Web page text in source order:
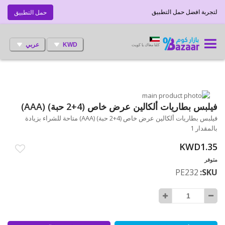
حمل التطبيق لتجربة افضل حمل التطبيق
KWD عربي كلنا معاك يا كويت
انتقل
إلى
النهاية
معرض
الصور
تخطي
بداية
معرض
الصور
فيلبس بطاريات ألكالين عرض خاص (4+2 حبة) (AAA)
فيلبس بطاريات ألكالين عرض خاص (4+2 حبة) (AAA) متاحة للشراء بزيادة
بالمقدار 1
KWD1.35
متوفر
SKU
PE232